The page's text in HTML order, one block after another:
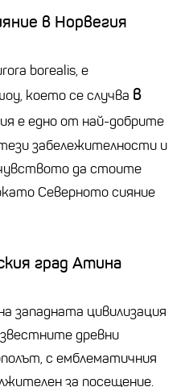
в Норвегия
borealis, е
което се случва в
е едно от най-добрите
забележителности и
да стоите
Северното сияние
град Атина
западната цивилизация
древни
с емблематичния
за посещение.